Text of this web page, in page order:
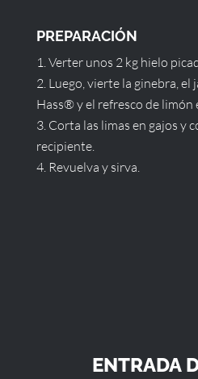
PREPARACIÓN
Verter unos 2 kg hielo
Luego, vierte la ginebra, el
Hass® y el refresco de limón
Corta las limas en gajos y
recipiente.
Revuelva y sirva.
ENTRADA